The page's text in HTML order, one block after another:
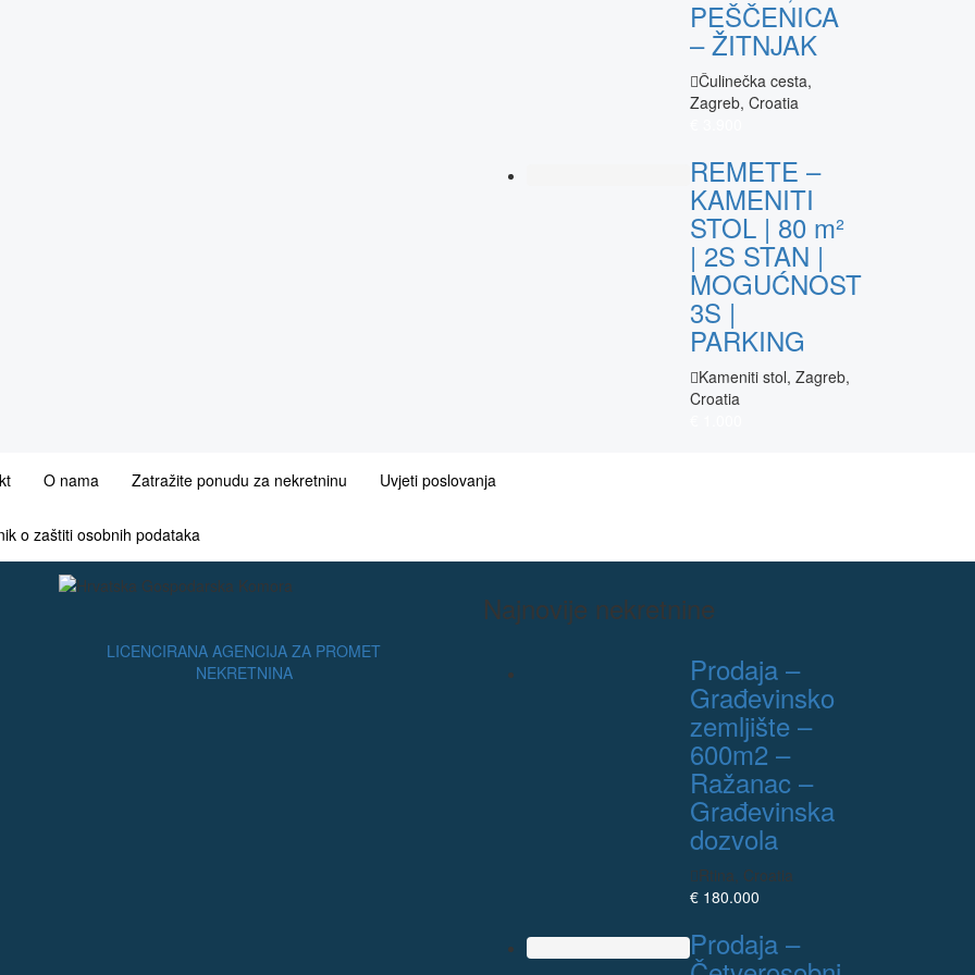
PEŠČENICA
– ŽITNJAK
Čulinečka cesta,
Zagreb, Croatia
REMETE –
KAMENITI
STOL | 80 m²
| 2S STAN |
MOGUĆNOST
3S |
PARKING
Kameniti stol, Zagreb,
Croatia
O nama Zatražite ponudu za nekretninu Uvjeti poslovanja
o zaštiti osobnih podataka
LICENCIRANA AGENCIJA ZA PROMET
NEKRETNINA
Najnovije nekretnine
Prodaja –
Građevinsko
zemljište –
600m2 –
Ražanac –
Građevinska
dozvola
Rtina, Croatia
€ 180.000
Prodaja –